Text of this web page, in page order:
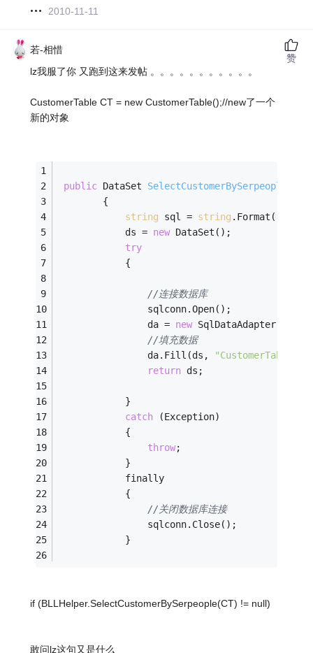
2010-11-11
若-相惜
lz我服了你 又跑到这来发帖 。。。。。。。。。。。
CustomerTable CT = new CustomerTable();//new了一个
新的对象
public DataSet SelectCustomerBySerpeople
        {
string sql = string .Format(
            ds =
new DataSet();
try
            {
//连接数据库
                sqlconn.Open();
                da =
new SqlDataAdapter(sql,
//填充数据
                da.Fill(ds,
"CustomerTable"
return ds;
            }
catch (Exception)
            {
throw;
            }
            finally
            {
//关闭数据库连接
                sqlconn.Close();
            }
if (BLLHelper.SelectCustomerBySerpeople(CT) != null)
敢问lz这句又是什么
赞